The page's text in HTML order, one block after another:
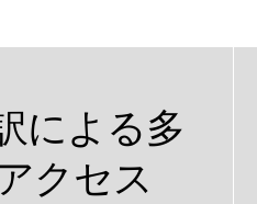
による多
クセス